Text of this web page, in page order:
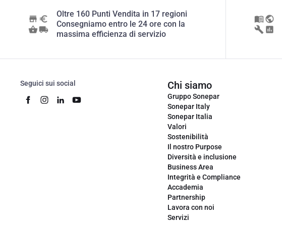
Oltre 160 Punti Vendita in 17 regioni
Consegniamo entro le 24 ore con la
massima efficienza di servizio
Seguici sui social Chi siamo
Gruppo Sonepar
Sonepar Italy
Sonepar Italia
Valori
Sostenibilità
Il nostro Purpose
Diversità e inclusione
Business Area
Integrità e Compliance
Accademia
Partnership
Lavora con noi
Servizi